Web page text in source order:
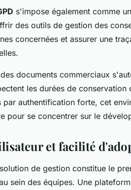
s'impose également comme
des outils de gestion des
concernées et assurer une
documents commerciaux
les durées de
par authentification forte, cet
pour se concentrer sur le
et facilité
de gestion constitue le
sein des équipes. Une